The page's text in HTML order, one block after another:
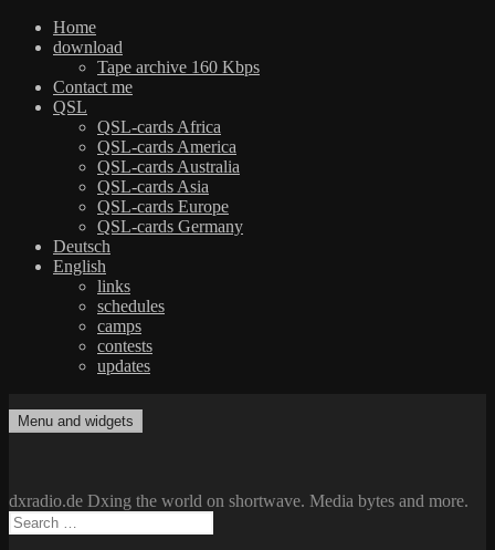
Home
download
Tape archive 160 Kbps
Contact me
QSL
QSL-cards Africa
QSL-cards America
QSL-cards Australia
QSL-cards Asia
QSL-cards Europe
QSL-cards Germany
Deutsch
English
links
schedules
camps
contests
updates
to
dxradio.de
DXing the world on shortwave
Menu and widgets
dxradio.de Dxing the world on shortwave. Media bytes and more.
Search
for: